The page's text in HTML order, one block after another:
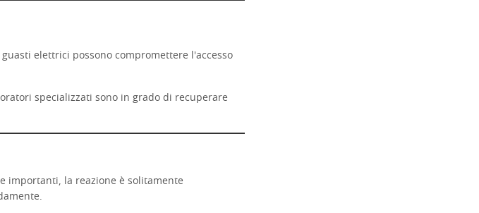
elettrici possono compromettere l'accesso
specializzati sono in grado di recuperare
importanti, la reazione è solitamente